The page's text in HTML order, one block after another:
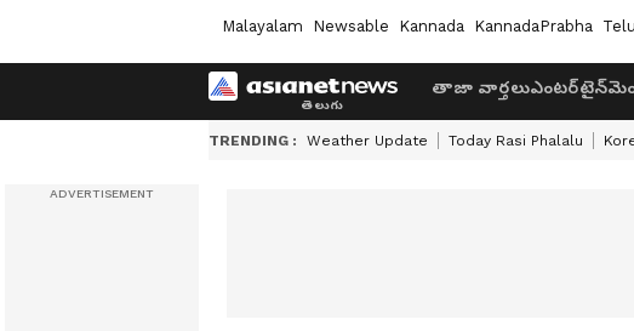
Malayalam Newsable Kannada KannadaPrabha
తాజా వార్తలు
TRENDING : Weather Update Today Rasi Phalalu